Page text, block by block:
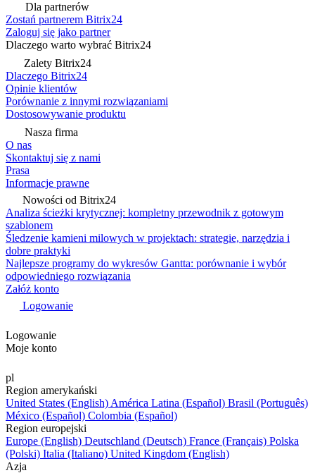
Dla partnerów
Zostań partnerem Bitrix24
Zaloguj się jako partner
Dlaczego warto wybrać Bitrix24
Zalety Bitrix24
Dlaczego Bitrix24
Opinie klientów
Porównanie z innymi rozwiązaniami
Dostosowywanie produktu
Nasza firma
O nas
Skontaktuj się z nami
Prasa
Informacje prawne
Nowości od Bitrix24
Analiza ścieżki krytycznej: kompletny przewodnik z gotowym
szablonem
Śledzenie kamieni milowych w projektach: strategie, narzędzia i
dobre praktyki
Najlepsze programy do wykresów Gantta: porównanie i wybór
odpowiedniego rozwiązania
Załóż konto
Logowanie
Logowanie
Moje konto
pl
Region amerykański
United States (English) América Latina (Español) Brasil (Português)
México (Español) Colombia (Español)
Region europejski
Europe (English) Deutschland (Deutsch) France (Français) Polska
(Polski) Italia (Italiano) United Kingdom (English)
Azja